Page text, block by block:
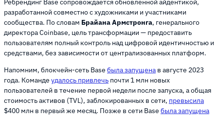
Ребрендинг Base сопровождается обновленной айдентикой,
разработанной совместно с художниками и участниками
сообщества. По словам Брайана Армстронга, генерального
директора Coinbase, цель трансформации — предоставить
пользователям полный контроль над цифровой идентичностью и
средствами, без зависимости от централизованных платформ.
Напомним, блокчейн-сеть Base была запущена в августе 2023
года. Команде удалось привлечь почти 1 млн новых
пользователей в течение первой недели после запуска, а общая
стоимость активов (TVL), заблокированных в сети, превысила
$400 млн в первый же месяц. Позже в сети Base была запущена